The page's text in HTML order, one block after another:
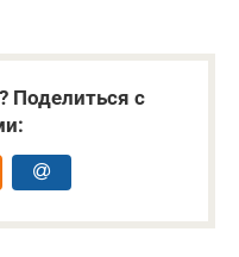
Поделиться с